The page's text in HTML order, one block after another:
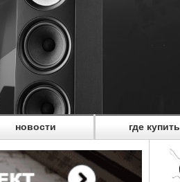
новости где купить